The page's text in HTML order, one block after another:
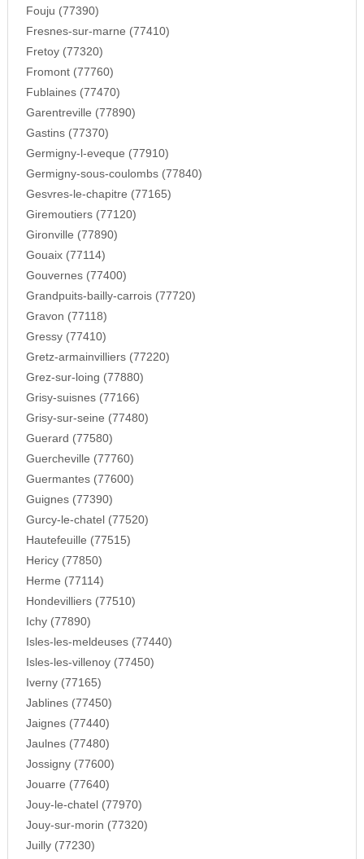
Fouju (77390)
Fresnes-sur-marne (77410)
Fretoy (77320)
Fromont (77760)
Fublaines (77470)
Garentreville (77890)
Gastins (77370)
Germigny-l-eveque (77910)
Germigny-sous-coulombs (77840)
Gesvres-le-chapitre (77165)
Giremoutiers (77120)
Gironville (77890)
Gouaix (77114)
Gouvernes (77400)
Grandpuits-bailly-carrois (77720)
Gravon (77118)
Gressy (77410)
Gretz-armainvilliers (77220)
Grez-sur-loing (77880)
Grisy-suisnes (77166)
Grisy-sur-seine (77480)
Guerard (77580)
Guercheville (77760)
Guermantes (77600)
Guignes (77390)
Gurcy-le-chatel (77520)
Hautefeuille (77515)
Hericy (77850)
Herme (77114)
Hondevilliers (77510)
Ichy (77890)
Isles-les-meldeuses (77440)
Isles-les-villenoy (77450)
Iverny (77165)
Jablines (77450)
Jaignes (77440)
Jaulnes (77480)
Jossigny (77600)
Jouarre (77640)
Jouy-le-chatel (77970)
Jouy-sur-morin (77320)
Juilly (77230)